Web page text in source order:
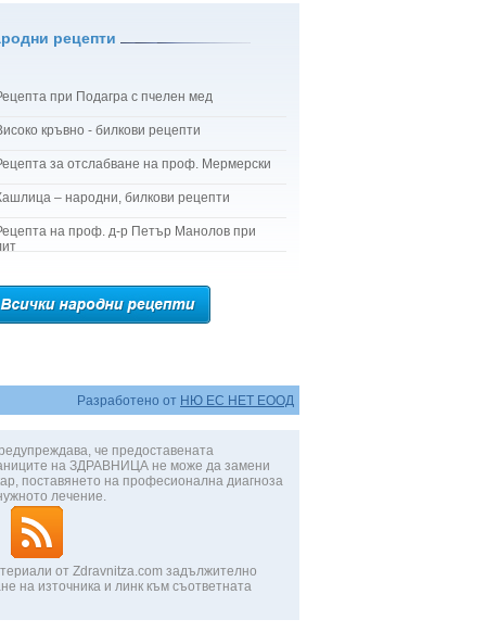
рецепти
при Подагра с пчелен мед
кръвно - билкови рецепти
за отслабване на проф. Мермерски
– народни, билкови рецепти
на проф. д-р Петър Манолов при
Разработено от НЮ ЕС НЕТ ЕООД
че предоставената
на ЗДРАВНИЦА не може да замени
поставянето на професионална диагноза
лечение.
от Zdravnitza.com задължително
на източника и линк към съответната